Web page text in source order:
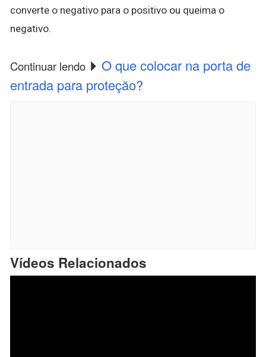
converte o negativo para o positivo ou queima o
negativo.
Continuar lendo
O que colocar na porta de
entrada para proteção?
Vídeos Relacionados